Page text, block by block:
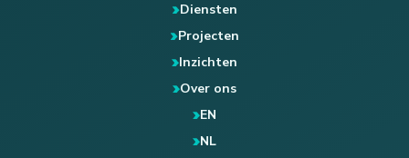
Diensten
Projecten
Inzichten
Over ons
EN
NL